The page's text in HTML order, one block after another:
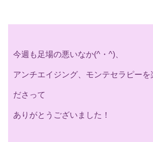
今週も足場の悪いなか(^・^)、
アンチエイジング、モンテセラピーを
ださって
ありがとうございました！